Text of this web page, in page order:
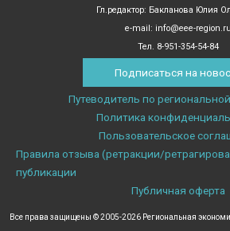
Гл.редактор: Бакланова Юлия
e-mail: info@eee-region.ru
Тел. 8-951-354-54-84
Подписаться на
Путеводитель по
Политика
Пользовательское
Правила отзыва (ретракции/
публикации
Публичная оферта
Все права защищены © 2005-2026 Региональная